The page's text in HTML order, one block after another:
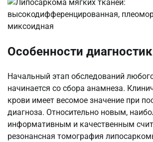
Особенности
Начальный этап обследований
начинается со сбора анамнеза.
крови имеет весомое значение при
диагноза. Относительно новым,
информативным и качественным
резонансная томография